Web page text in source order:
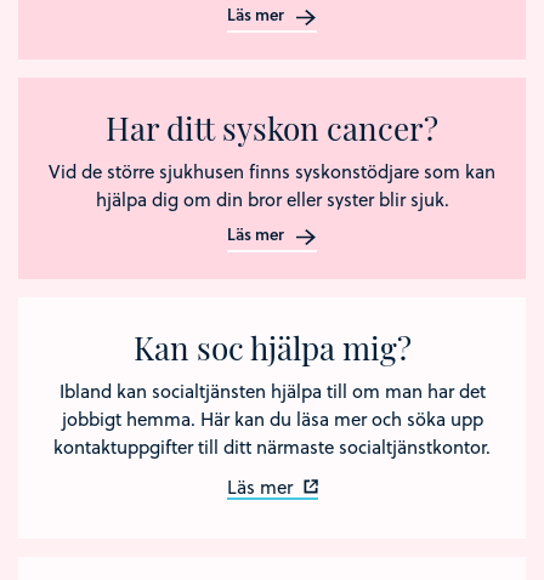
Läs mer
Har ditt syskon cancer?
Vid de större sjukhusen finns syskonstödjare som kan
hjälpa dig om din bror eller syster blir sjuk.
Läs mer
Kan soc hjälpa mig?
Ibland kan socialtjänsten hjälpa till om man har det
jobbigt hemma. Här kan du läsa mer och söka upp
kontaktuppgifter till ditt närmaste socialtjänstkontor.
Läs mer